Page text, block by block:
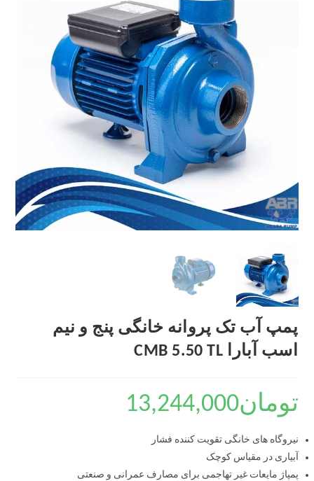
پمپ آب تک پروانه خانگی پنج و نیم
اسب آبارا CMB 5.50 TL
تومان13,244,000
نیروگاه های خانگی تقویت کننده فشار
آبیاری در مقیاس کوچک
پمپاژ مایعات غیر تهاجمی برای مصارف عمرانی و صنعتی